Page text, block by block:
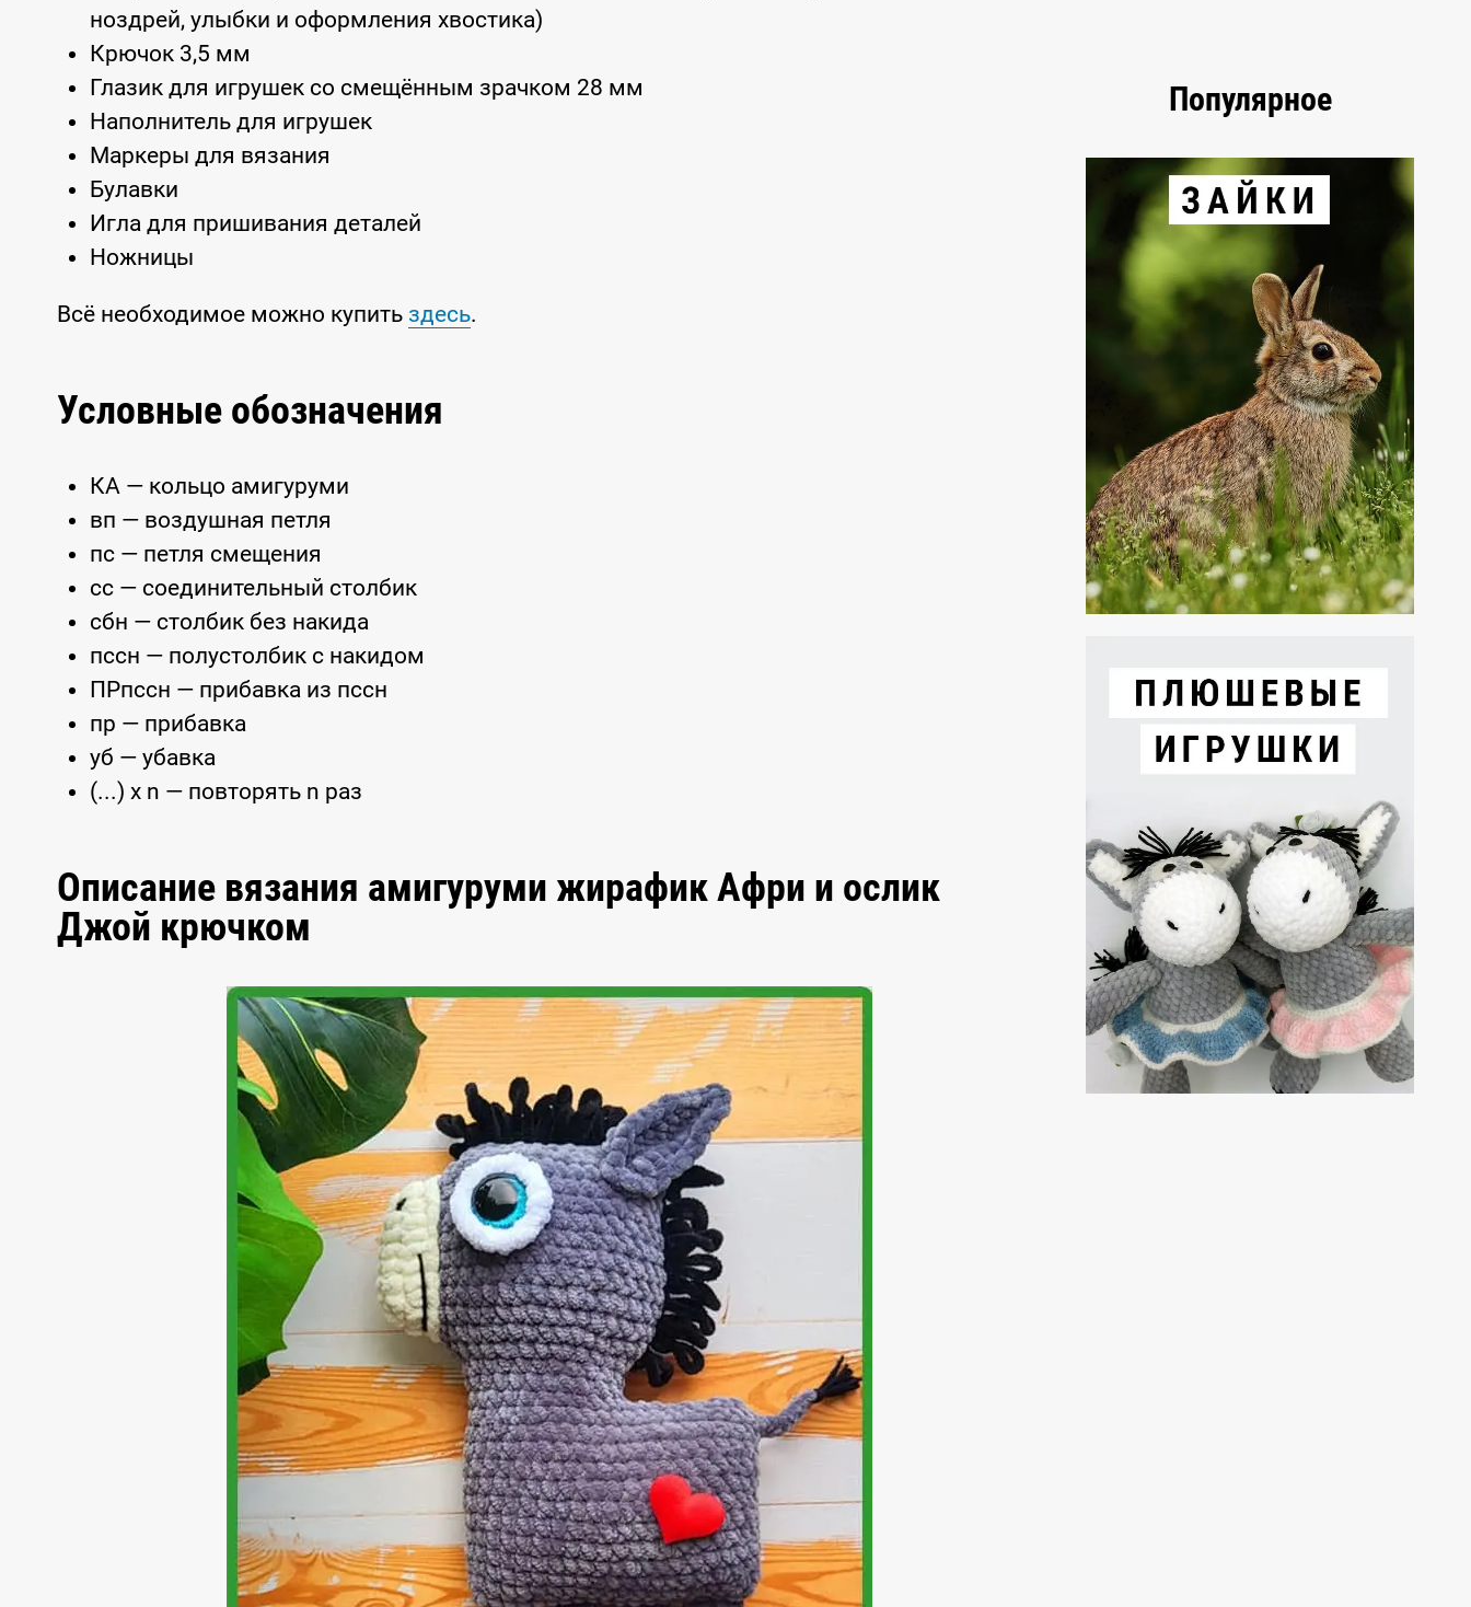
ноздрей, улыбки и оформления хвостика)
Крючок 3,5 мм
Глазик для игрушек со смещённым зрачком 28 мм
Наполнитель для игрушек
Маркеры для вязания
Булавки
Игла для пришивания деталей
Ножницы
Всё необходимое можно купить здесь.
Условные обозначения
КА — кольцо амигуруми
вп — воздушная петля
пс — петля смещения
сс — соединительный столбик
сбн — столбик без накида
пссн — полустолбик с накидом
ПРпссн — прибавка из пссн
пр — прибавка
уб — убавка
(...) x n — повторять n раз
Описание вязания амигуруми жирафик Афри и ослик
Джой крючком
Популярное